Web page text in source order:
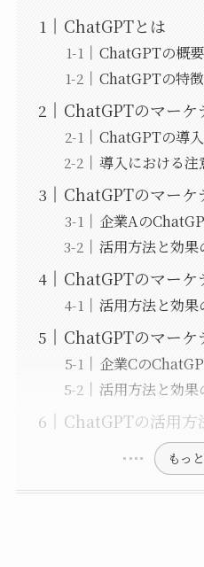
ChatGPTとは
ChatGPTの概要
ChatGPTの特徴
ChatGPTのマーケ
ChatGPTの導
導入における注
ChatGPTのマーケ
企業Aの
活用方法と効果
ChatGPTのマーケ
活用方法と効果
ChatGPTのマーケ
企業Cの
活用方法と効果
ChatGPTの活用方
もっ